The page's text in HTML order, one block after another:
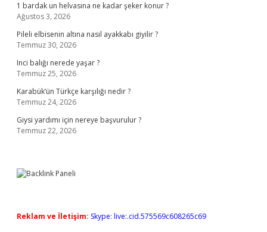
1 bardak un helvasına ne kadar şeker konur ?
Ağustos 3, 2026
Pileli elbisenin altına nasıl ayakkabı giyilir ?
Temmuz 30, 2026
Inci balığı nerede yaşar ?
Temmuz 25, 2026
Karabük’ün Türkçe karşılığı nedir ?
Temmuz 24, 2026
Giysi yardımı için nereye başvurulur ?
Temmuz 22, 2026
Reklam ve İletişim: Skype: live:.cid.575569c608265c69